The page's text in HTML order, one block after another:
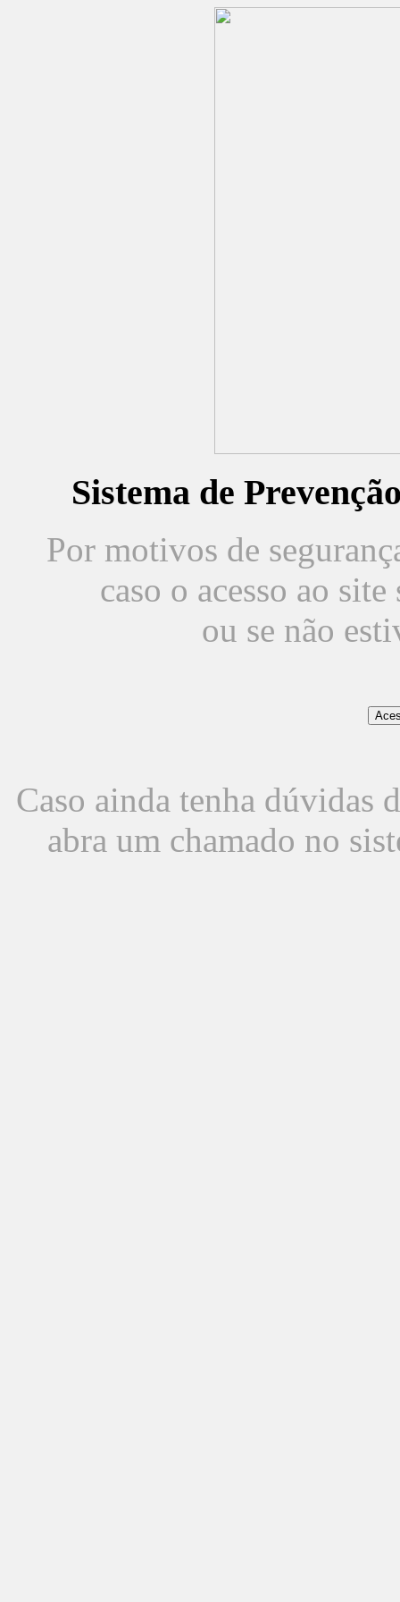
Sistema de
Por motivos de
caso o acesso ao
ou se não
Caso ainda tenha dúvidas
abra um chamado no